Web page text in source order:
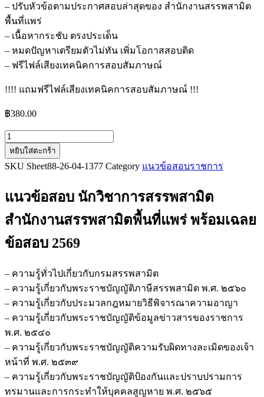
– ปรับหัวข้อตามประกาศสอบล่าสุดของ สำนักงานสรรพสามิต
พื้นที่แพร่
– เนื้อหากระชับ ตรงประเด็น
– หมดปัญหาเตรียมตัวไม่ทัน เพิ่มโอกาสสอบติด
– ฟรีไฟล์เสียงเทคนิคการสอบสัมภาษณ์
!!!! แถมฟรีไฟล์เสียงเทคนิคการสอบสัมภาษณ์ !!!
฿380.00
จำนวน
แนว
ข้อสอบ
วิชาการ
สรรพ
สามิต
สำนักงาน
สามิต
พื้นที่
แพร่
ชิ้น
หยิบใส่ตะกร้า
SKU Sheet88-26-04-1377 Category แนวข้อสอบราชการ
แนวข้อสอบ นักวิชาการสรรพสามิต
สำนักงานสรรพสามิตพื้นที่แพร่พร้อมเฉลย
ข้อสอบ 2569
– ความรู้ทั่วไปเกี่ยวกับกรมสรรพสามิต
– ความรู้เกี่ยวกับพระราชบัญญัติภาษีสรรพสามิต พ.ศ. ๒๕๖๐
– ความรู้เกี่ยวกับประมวลกฎหมายวิธีพิจารณาความอาญา
– ความรู้เกี่ยวกับพระราชบัญญัติข้อมูลข่าวสารของราชการ
พ.ศ. ๒๕๔๐
– ความรู้เกี่ยวกับพระราชบัญญัติความรับผิดทางละเมิดของเจ้า
หน้าที่ พ.ศ. ๒๕๓๙
– ความรู้เกี่ยวกับพระราชบัญญัติป้องกันและปราบปรามการ
ทรมานและการกระทำให้บุคคลสูญหาย พ.ศ. ๒๕๖๕